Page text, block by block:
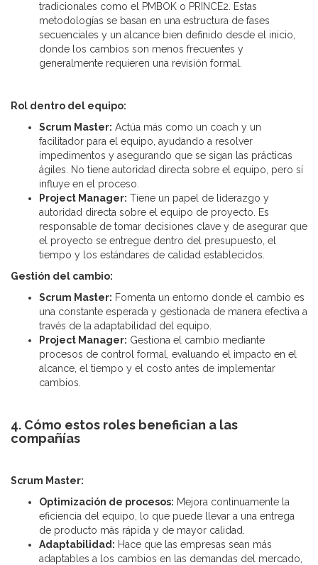
tradicionales como el PMBOK o PRINCE2. Estas
metodologías se basan en una estructura de fases
secuenciales y un alcance bien definido desde el inicio,
donde los cambios son menos frecuentes y
generalmente requieren una revisión formal.
Rol dentro del equipo:
Scrum Master: Actúa más como un coach y un
facilitador para el equipo, ayudando a resolver
impedimentos y asegurando que se sigan las prácticas
ágiles. No tiene autoridad directa sobre el equipo, pero sí
influye en el proceso.
Project Manager: Tiene un papel de liderazgo y
autoridad directa sobre el equipo de proyecto. Es
responsable de tomar decisiones clave y de asegurar que
el proyecto se entregue dentro del presupuesto, el
tiempo y los estándares de calidad establecidos.
Gestión del cambio:
Scrum Master: Fomenta un entorno donde el cambio es
una constante esperada y gestionada de manera efectiva a
través de la adaptabilidad del equipo.
Project Manager: Gestiona el cambio mediante
procesos de control formal, evaluando el impacto en el
alcance, el tiempo y el costo antes de implementar
cambios.
4. Cómo estos roles benefician a las
compañías
Scrum Master:
Optimización de procesos: Mejora continuamente la
eficiencia del equipo, lo que puede llevar a una entrega
de producto más rápida y de mayor calidad.
Adaptabilidad: Hace que las empresas sean más
adaptables a los cambios en las demandas del mercado,